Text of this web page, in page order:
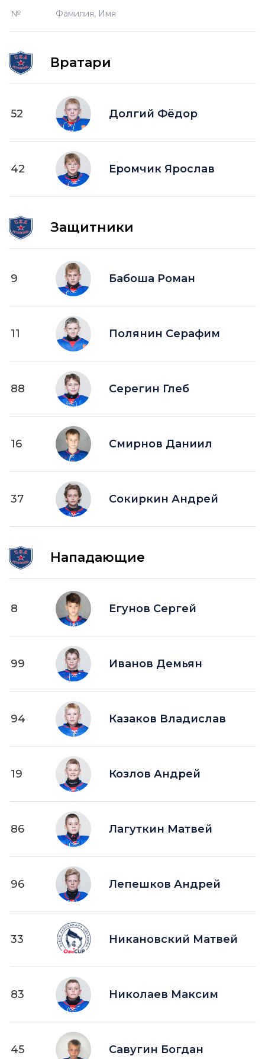
№ Фамилия, Имя
Вратари
52 Долгий Фёдор
42 Еромчик Ярослав
Защитники
9 Бабоша Роман
11 Полянин Серафим
88 Серегин Глеб
16 Смирнов Даниил
37 Сокиркин Андрей
Нападающие
8 Егунов Сергей
99 Иванов Демьян
94 Казаков Владислав
19 Козлов Андрей
86 Лагуткин Матвей
96 Лепешков Андрей
33 Никановский Матвей
83 Николаев Максим
45 Савугин Богдан